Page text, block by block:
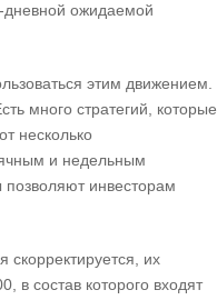
дневной ожидаемой
этим движением.
много стратегий, которые
несколько
и недельным
позволяют инвесторам
их
в состав которого входят